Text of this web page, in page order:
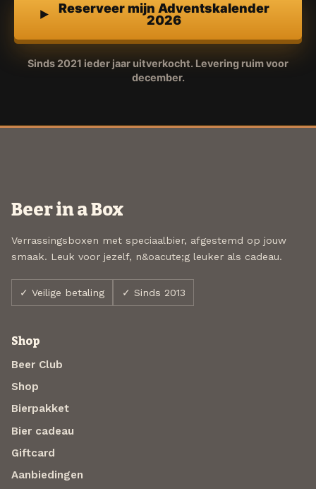
Reserveer mijn Adventskalender
2026
Sinds 2021 ieder jaar uitverkocht. Levering ruim voor
december.
Beer in a Box
Verrassingsboxen met speciaalbier, afgestemd op jouw
smaak. Leuk voor jezelf, n&oacute;g leuker als cadeau.
✓ Veilige betaling ✓ Sinds 2013
Shop
Beer Club
Shop
Bierpakket
Bier cadeau
Giftcard
Aanbiedingen